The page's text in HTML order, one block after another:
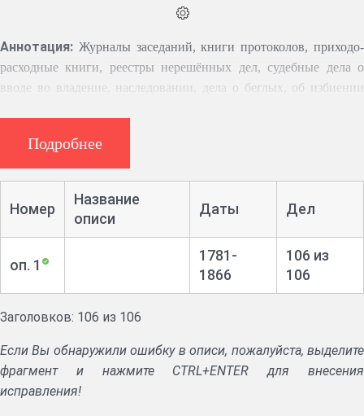
Аннотация: Журналы заседаний, книги протоколов, приходо-
расходные книги, реестры нерешённых дел, судебные дела о
вводе во владение, наследовании, дела о беглых, об избиении
Подробнее
Номер
Название
описи
Даты Дел
оп. 1
1781-
1866
106 из
106
Заголовков: 106 из 106
Если Вы обнаружили ошибку в описи, пожалуйста, выделите
фрагмент и нажмите CTRL+ENTER для внесения
исправления!